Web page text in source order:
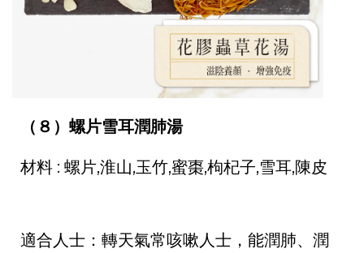
（８）螺片雪耳潤肺湯
材料 : 螺片,淮山,玉竹,蜜棗,枸杞子,雪耳,陳皮
適合人士：轉天氣常咳嗽人士，能潤肺、潤